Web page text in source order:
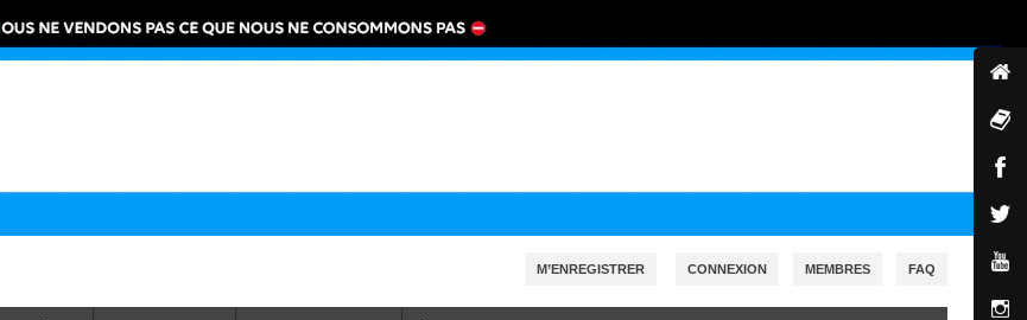
M’ENREGISTRER CONNEXION MEMBRES FAQ